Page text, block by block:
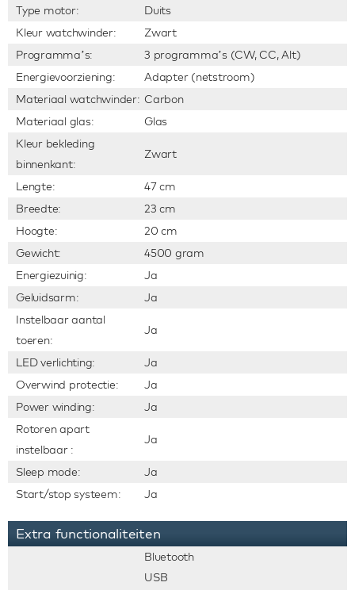
Type motor:
Duits
Kleur watchwinder:
Zwart
Programma’s:
3 programma’s (CW, CC, Alt)
Energievoorziening:
Adapter (netstroom)
Materiaal watchwinder: Carbon
Materiaal glas:
Glas
Kleur bekleding
binnenkant:
Zwart
Lengte:
47 cm
Breedte:
23 cm
Hoogte:
20 cm
Gewicht:
4500 gram
Energiezuinig:
Ja
Geluidsarm:
Ja
Instelbaar aantal
toeren:
Ja
LED verlichting:
Ja
Overwind protectie:
Ja
Power winding:
Ja
Rotoren apart
instelbaar :
Ja
Sleep mode:
Ja
Start/stop systeem:
Ja
Extra functionaliteiten
Bluetooth
USB